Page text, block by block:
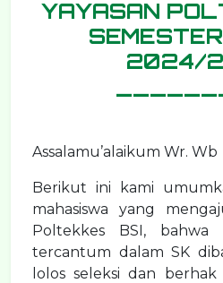
YAYASAN
2024/
Assalamu’alaikum Wr. Wb
Berikut ini kami
mahasiswa yang
Poltekkes BSI, bahwa
tercantum dalam SK
lolos seleksi dan